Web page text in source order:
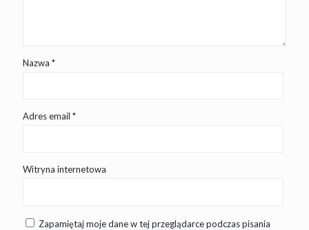
Nazwa *
Adres email *
Witryna internetowa
Zapamiętaj moje dane w tej przeglądarce podczas pisania